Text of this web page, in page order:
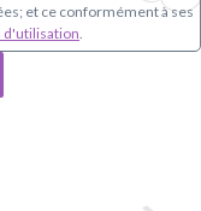
et ce conformément à ses
d'utilisation